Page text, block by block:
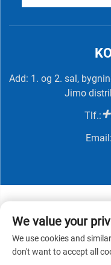
Add: 1. og 2. sal,
Jimo
Tlf.:
Email:
Copyright © 2025 af
LTD
We value your
We use cookies and
don't want to accept all